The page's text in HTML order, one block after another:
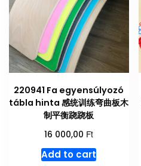
220941 Fa egyensúlyozó
tábla hinta 感统训练弯曲板木
制平衡跷跷板
16 000,00 Ft
Add to cart